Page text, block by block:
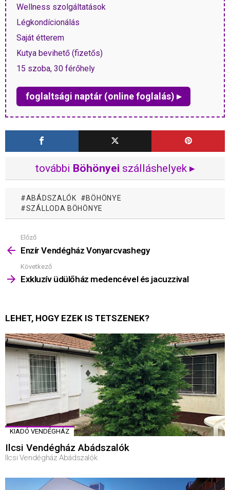
Wellness szolgáltatások
Légkondícionálás
Saját étterem
Kutya bevihető (fizetős)
15 szoba, 30 férőhely
foglaltsági naptár (online foglalás) ▸
további Böhönyei szálláshelyek ▸
ABÁDSZALÓK
BÖHÖNYE
SZÁLLODA BÖHÖNYE
Mutass
többet
Előző
Enzír Vendégház Vonyarcvashegy
Következő
Exkluzív üdülőház medencével és jacuzzival
LEHET, HOGY EZEK IS TETSZENEK?
KIADÓ VENDÉGHÁZ
Ilcsi Vendégház Abádszalók
Ilcsi Vendégház Abádszalók